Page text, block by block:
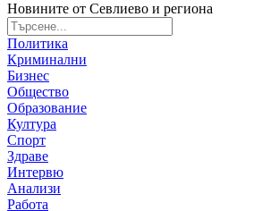
Новините от Севлиево и региона
Политика
Криминални
Бизнес
Общество
Образование
Култура
Спорт
Здраве
Интервю
Анализи
Работа